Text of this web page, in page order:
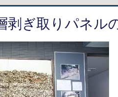
剥ぎ取りパネル